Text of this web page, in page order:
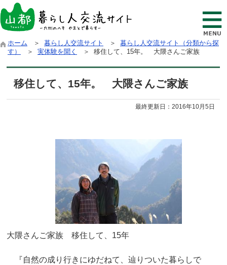
ホーム ＞ 暮らし人交流サイト ＞ 暮らし人交流サイト（分類から探
す）
＞ 実体験を聞く ＞ 移住して、15年。 大隈さんご家族
移住して、15年。 大隈さんご家族
最終更新日：2016年10月5日
大隈さんご家族 移住して、15年
『自然の成り行きにゆだねて、辿りついた暮らしで